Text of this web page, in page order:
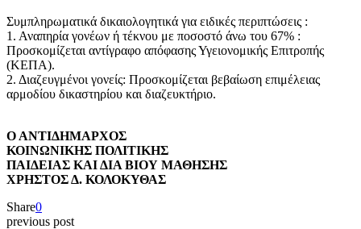
Συμπληρωματικά δικαιολογητικά για ειδικές περιπτώσεις :
1. Αναπηρία γονέων ή τέκνου με ποσοστό άνω του 67% :
Προσκομίζεται αντίγραφο απόφασης Υγειονομικής Επιτροπής
(ΚΕΠΑ).
2. Διαζευγμένοι γονείς: Προσκομίζεται βεβαίωση επιμέλειας
αρμοδίου δικαστηρίου και διαζευκτήριο.
Ο ΑΝΤΙΔΗΜΑΡΧΟΣ
ΚΟΙΝΩΝΙΚΗΣ ΠΟΛΙΤΙΚΗΣ
ΠΑΙΔΕΙΑΣ ΚΑΙ ΔΙΑ ΒΙΟΥ ΜΑΘΗΣΗΣ
ΧΡΗΣΤΟΣ Δ. ΚΟΛΟΚΥΘΑΣ
Share0
previous post